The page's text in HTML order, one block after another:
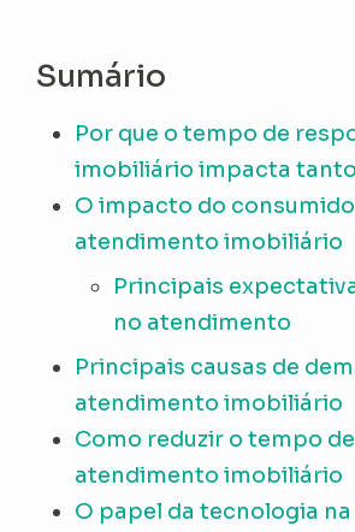
Sumário
Por que o tempo de
imobiliário impacta
O impacto do
atendimento imobiliário
Principais
no atendimento
Principais causas de
atendimento imobiliário
Como reduzir o tempo
atendimento imobiliário
O papel da tecnologia